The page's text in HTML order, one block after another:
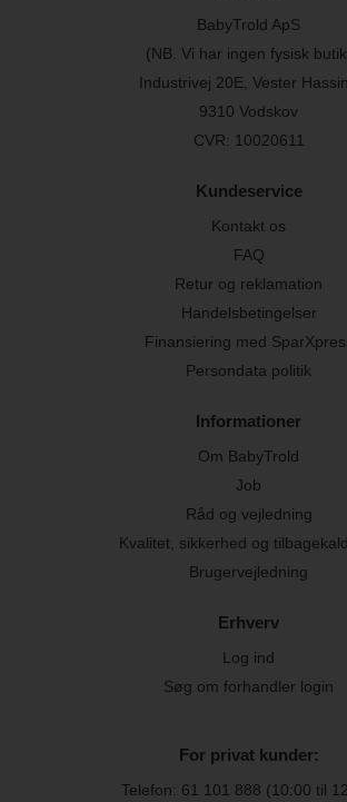
BabyTrold ApS
(NB. Vi har ingen fysisk
Industrivej 20E, Vester
9310 Vodskov
CVR: 10020611
Kundeservice
Kontakt os
FAQ
Retur og reklamation
Handelsbetingelser
Finansiering med
Persondata politik
Informationer
Om BabyTrold
Job
Råd og vejledning
Kvalitet, sikkerhed og
Brugervejledning
Erhverv
Log ind
Søg om forhandler login
For privat kunder:
Telefon: 61 101 888 (10:00 til